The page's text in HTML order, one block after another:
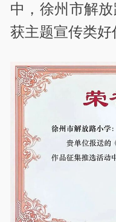
中，徐州市解
获主题宣传类好